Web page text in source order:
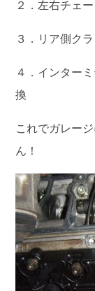
２．左右チェ
３．リア側ク
４．インター
換
これでガレー
ん！